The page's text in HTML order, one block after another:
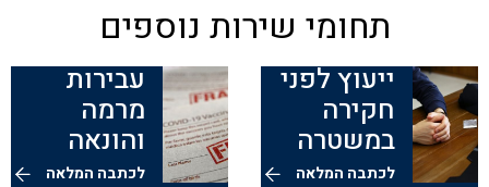
תחומי שירות נוספים
ייעוץ לפני
חקירה
במשטרה
לכתבה המלאה
עבירות
מרמה
והונאה
לכתבה המלאה